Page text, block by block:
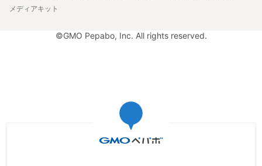
メディアキット
©GMO Pepabo, Inc. All rights reserved.